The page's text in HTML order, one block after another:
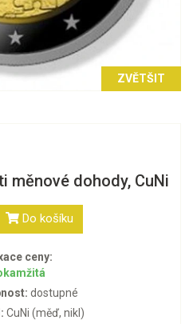
ZVĚTŠIT
měnové dohody, CuNi
Do košíku
ceny:
dostupné
CuNi (měď, nikl)